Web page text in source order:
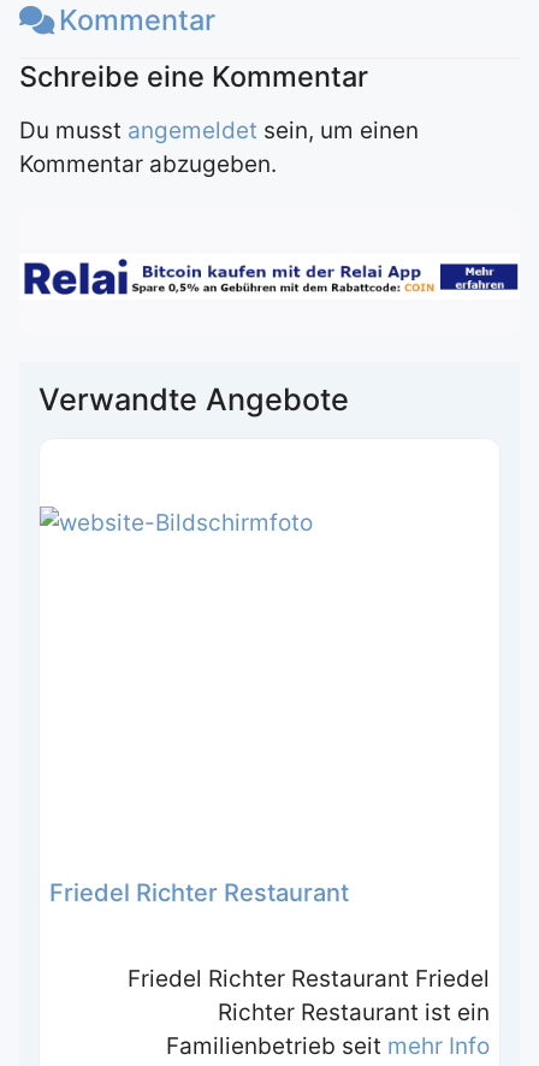
Kommentar
Du musst angemeldet sein, um einen
Kommentar abzugeben.
Verwandte Angebote
Friedel Richter Restaurant
Friedel Richter Restaurant Friedel
Richter Restaurant ist ein
Familienbetrieb seit mehr Info